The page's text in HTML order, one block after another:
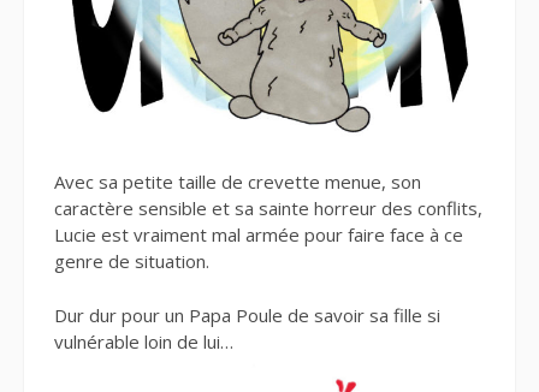
Avec sa petite taille de crevette menue, son
caractère sensible et sa sainte horreur des conflits,
Lucie est vraiment mal armée pour faire face à ce
genre de situation.
Dur dur pour un Papa Poule de savoir sa fille si
vulnérable loin de lui…